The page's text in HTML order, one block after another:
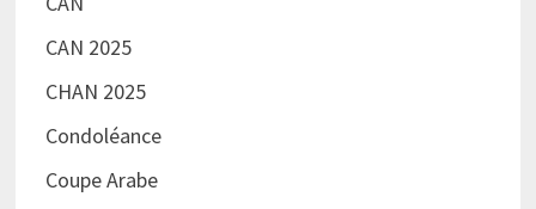
CAN 2025
CHAN 2025
Condoléance
Coupe Arabe